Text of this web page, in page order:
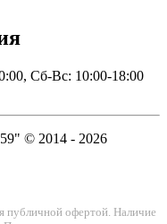
Сб-Вс: 10:00-18:00
© 2014 - 2026
публичной офертой. Наличие